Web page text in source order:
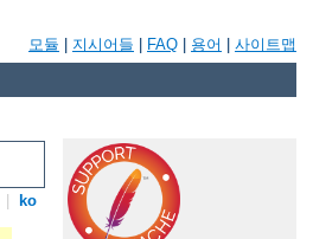
모듈 지시어들 FAQ 용어 사이트맵
ko